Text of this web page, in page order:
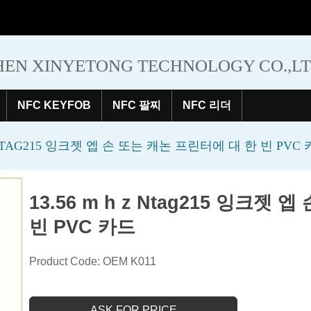
XINYETONG TECHNOLOGY
NFC KEYFOB NFC 팔찌 NFC 리더
잉크젯 엡 손 또는 캐논 프린터에 대 한 빈 PVC
13.56 m h z Ntag215 잉크젯 엡
빈 PVC 카드
Product Code: OEM K011